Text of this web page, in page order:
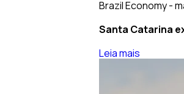
Brazil Economy -
Santa Catarina
Leia mais